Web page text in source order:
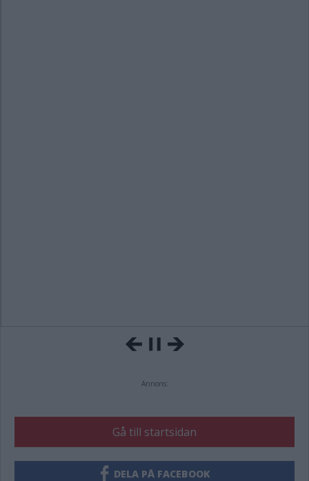
Annons:
Gå till startsidan
DELA PÅ FACEBOOK